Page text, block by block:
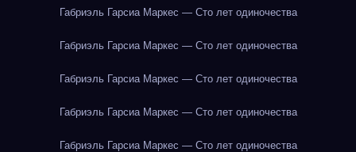
Габриэль Гарсиа Маркес — Сто лет одиночества
Габриэль Гарсиа Маркес — Сто лет одиночества
Габриэль Гарсиа Маркес — Сто лет одиночества
Габриэль Гарсиа Маркес — Сто лет одиночества
Габриэль Гарсиа Маркес — Сто лет одиночества